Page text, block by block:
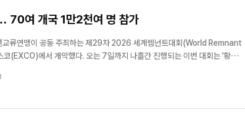
70여 개국 1만2천여 명 참가
교류연맹이 공동 주최하는 제29차 2026 세계렘넌트대회(World Remnant
까지 나흘간 진행되는 이번 대회는 '황제를